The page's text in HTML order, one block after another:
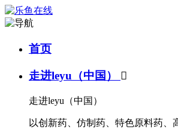
首页
走进leyu（中国） 
走进leyu（中国）
以创新药、仿制药、特色原料药